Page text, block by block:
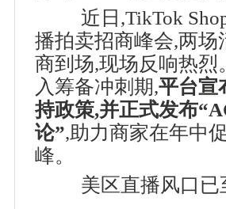
近日,TikTok
播拍卖招商峰会,两场
商到场,现场反响热烈
入筹备冲刺期,平台宣
持政策,并正式发布
论”,助力商家在年中
峰。
美区直播风口已